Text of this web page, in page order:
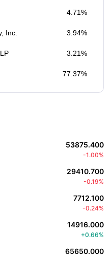
4.71%
Inc. 3.94%
3.21%
77.37%
53875.400
-1.00%
29410.700
-0.19%
7712.100
-0.24%
14916.000
+0.66%
65650.000